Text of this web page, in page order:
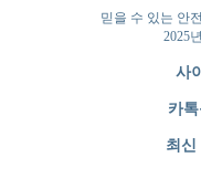
믿을 수 있는 안
2025
사
카
최신